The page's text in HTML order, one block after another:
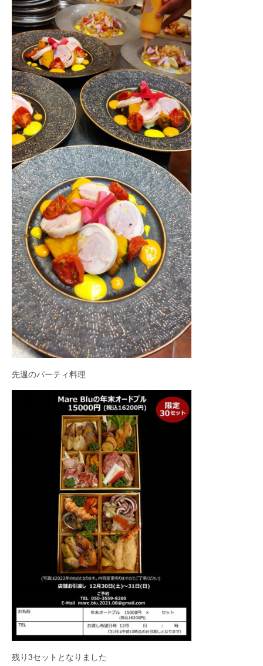
先週のパーティ料理
残り3セットとなりました